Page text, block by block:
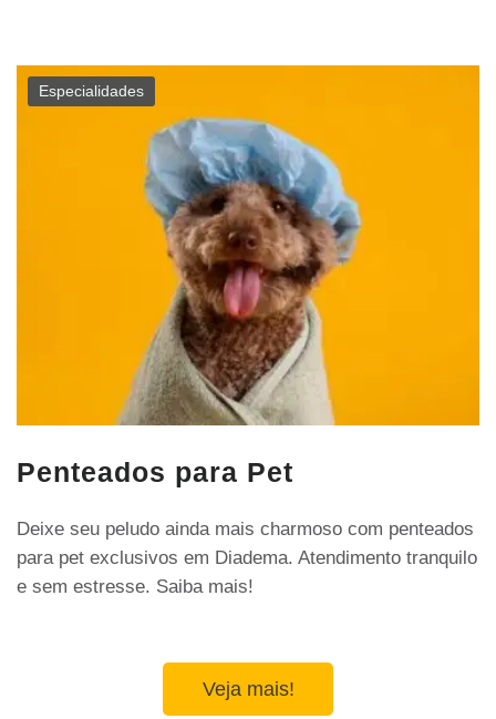
Especialidades
Penteados para Pet
Deixe seu peludo ainda mais charmoso com penteados
para pet exclusivos em Diadema. Atendimento tranquilo
e sem estresse. Saiba mais!
Veja mais!